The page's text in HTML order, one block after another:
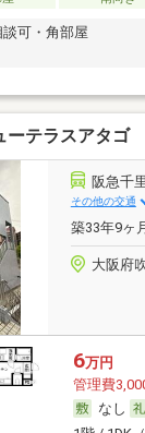
可・角部屋
ーテラスアタゴ
阪急千
その他の交通
築33年9ヶ
大阪府
6万円
管理費
なし